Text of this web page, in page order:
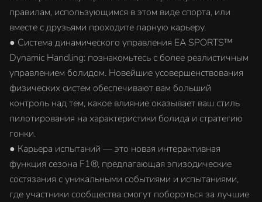
правилам, использующимся в этом виде спорта, или
вместе с друзьями проходите парную карьеру.
● Система динамического управления EA SPORTS™
Dynamic Handling: познакомьтесь с более реалистичным
управлением болидом. Новейшие усовершенствования
физических систем обеспечивают вам больший
контроль над тем, какое влияние оказывает ваш стиль
пилотирования на характеристики болида и стратегию
гонки.
● Карьера испытаний — это новая интерактивная
функция сезона F1®, предлагающая эпизодические
состязания с уникальными событиями и испытаниями,
где участники сообщества смогут побороться за лучшие